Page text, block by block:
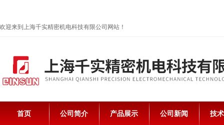
欢迎来到上海千实精密机电科技有限公司网站！
首页 公司简介 产品展示 公司新闻 技